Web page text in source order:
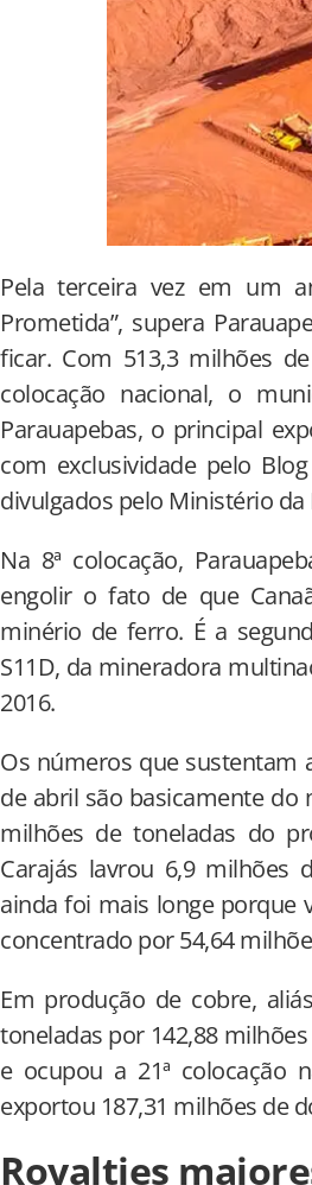
Pela terceira vez em um
Prometida”, supera
ficar. Com 513,3 milhões
colocação nacional, o
Parauapebas, o principal
com exclusividade pelo
divulgados pelo Ministério da
Na 8ª colocação,
engolir o fato de que
minério de ferro. É a
S11D, da mineradora
2016.
Os números que sustentam
de abril são basicamente do
milhões de toneladas do
Carajás lavrou 6,9 milhões
ainda foi mais longe porque
concentrado por 54,64
Em produção de cobre,
toneladas por 142,88
e ocupou a 21ª colocação
exportou 187,31 milhões de
Royalties